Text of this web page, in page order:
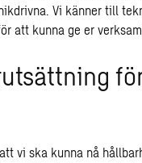
Vi känner till
att kunna ge er
vi ska kunna nå